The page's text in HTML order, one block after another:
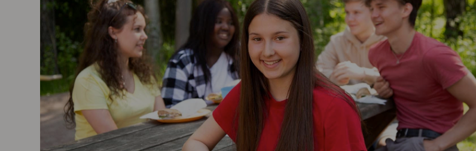
Kokeilutarjous
Ainstain
KIRJAUDU
Käyttöönotto
Tilaa
Yläkoulu
Oppiainesarjat
Oppimateriaalit
Yläkoulun lisenssit
Lukion pakettilisenssi
Käyttöönotto
Bruksanvisning
Tilaa